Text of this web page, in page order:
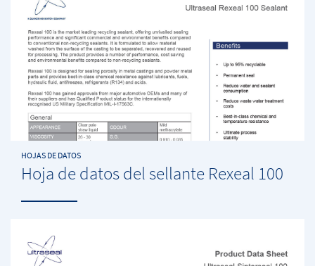
HOJAS DE DATOS
Hoja de datos del sellante Rexeal 100